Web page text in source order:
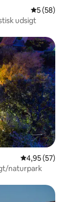
5 ud af 5 i
5 (58)
udsigt
4,95 ud af 5 i
4,95 (57)
naturpark